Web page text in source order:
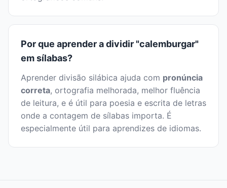
Por que aprender a dividir "calemburgar"
em sílabas?
Aprender divisão silábica ajuda com pronúncia
correta, ortografia melhorada, melhor fluência
de leitura, e é útil para poesia e escrita de letras
onde a contagem de sílabas importa. É
especialmente útil para aprendizes de idiomas.